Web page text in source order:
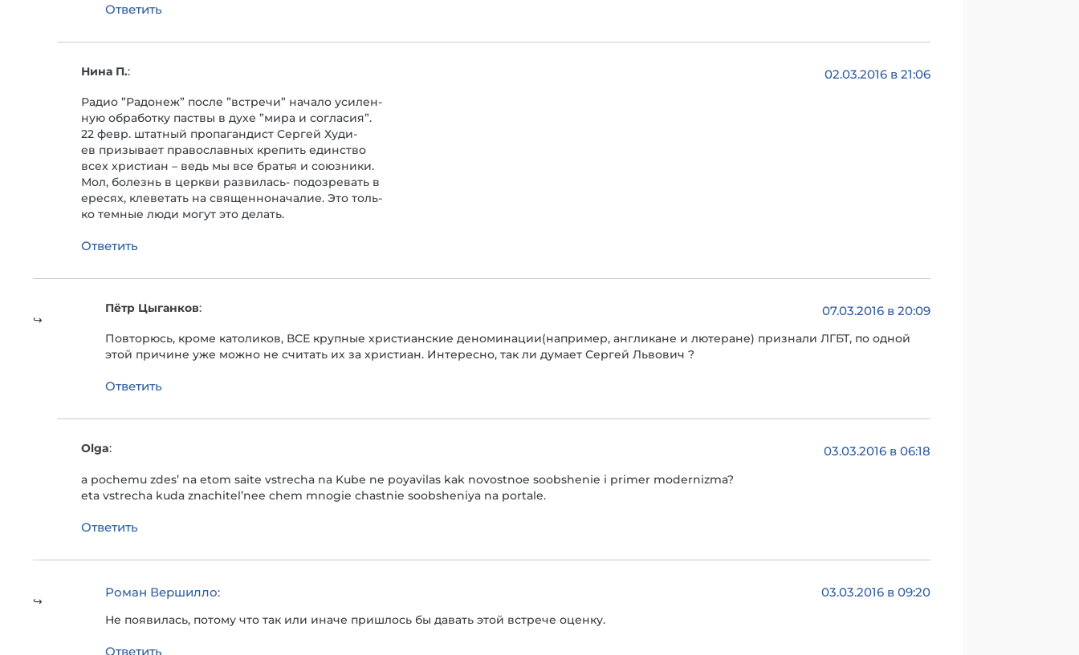
Ответить
Нина П.: 02.03.2016 в 21:06
Радио ”Радонеж” после ”встречи” начало усилен-
ную обработку паствы в духе ”мира и согласия”.
22 февр. штатный пропагандист Сергей Худи-
ев призывает православных крепить единство
всех христиан – ведь мы все братья и союзники.
Мол, болезнь в церкви развилась- подозревать в
ересях, клеветать на священноначалие. Это толь-
ко темные люди могут это делать.
Ответить
Пётр Цыганков: 07.03.2016 в 20:09
Повторюсь, кроме католиков, ВСЕ крупные христианские деноминации(например, англикане и лютеране) признали ЛГБТ, по одной
этой причине уже можно не считать их за христиан. Интересно, так ли думает Сергей Львович ?
Ответить
Olga: 03.03.2016 в 06:18
a pochemu zdes’ na etom saite vstrecha na Kube ne poyavilas kak novostnoe soobshenie i primer modernizma?
eta vstrecha kuda znachitel’nee chem mnogie chastnie soobsheniya na portale.
Ответить
Роман Вершилло: 03.03.2016 в 09:20
Не появилась, потому что так или иначе пришлось бы давать этой встрече оценку.
Ответить